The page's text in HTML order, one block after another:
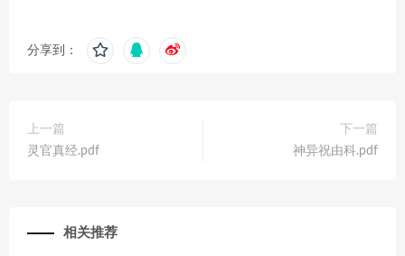
分享到：
上一篇
灵官真经.pdf
下一篇
神异祝由科.pdf
相关推荐